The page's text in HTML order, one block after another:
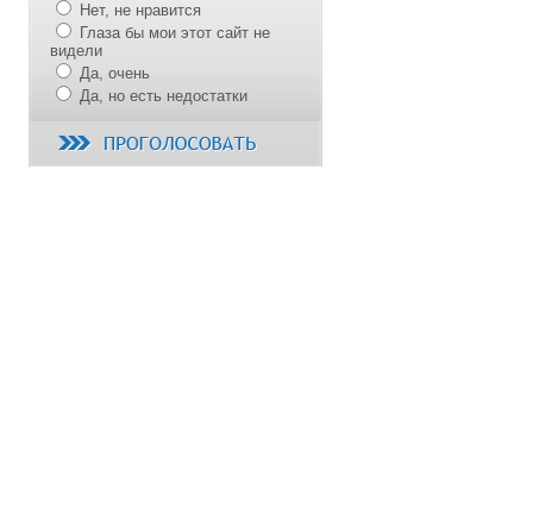
Нет, не нравится
Глаза бы мои этот сайт не
видели
Да, очень
Да, но есть недостатки